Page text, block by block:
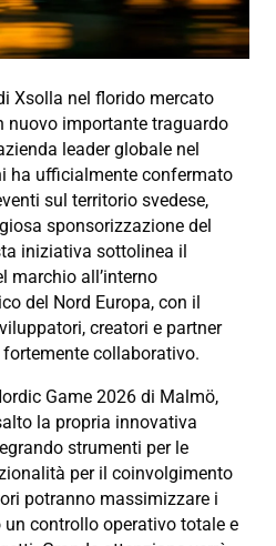
Xsolla nel florido mercato
nuovo importante traguardo
leader globale nel
ha ufficialmente confermato
sul territorio svedese,
sponsorizzazione del
iniziativa sottolinea il
marchio all’interno
del Nord Europa, con il
creatori e partner
collaborativo.
Game 2026 di Malmö,
la propria innovativa
strumenti per le
per il coinvolgimento
potranno massimizzare i
controllo operativo totale e